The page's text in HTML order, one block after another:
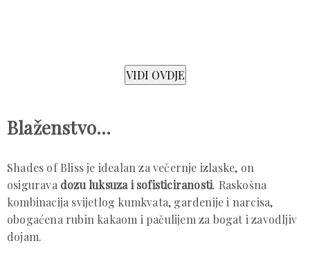
Blaženstvo...
Shades of Bliss je idealan za večernje izlaske, on
osigurava dozu luksuza i sofisticiranosti. Raskošna
kombinacija svijetlog kumkvata, gardenije i narcisa,
obogaćena rubin kakaom i pačulijem za bogat i zavodljiv
dojam.